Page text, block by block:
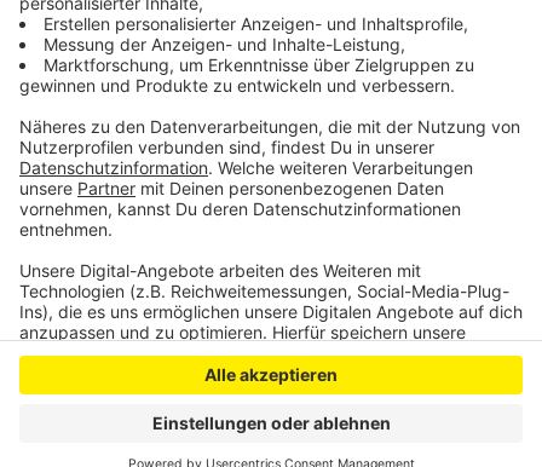
Anzeige
Anzeige